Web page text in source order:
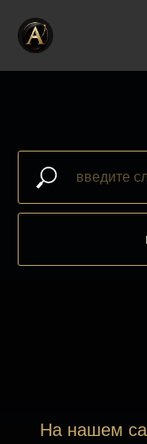
На нашем